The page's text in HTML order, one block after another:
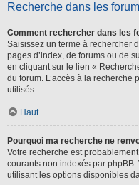
Recherche dans les
Comment rechercher dans les
Saisissez un terme à rechercher
pages d’index, de forums ou de
en cliquant sur le lien «
du forum. L’accès à la
utilisés.
Haut
Pourquoi ma recherche ne
Votre recherche est
courants non indexés par
utilisant les options disponibles